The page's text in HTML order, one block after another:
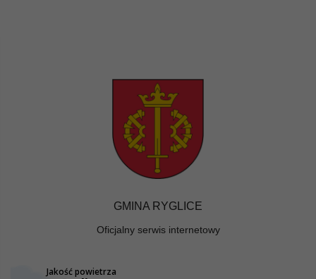
GMINA RYGLICE
Oficjalny serwis internetowy